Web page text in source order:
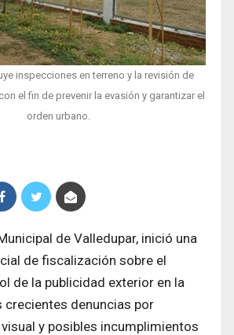
inspecciones en terreno y la revisión de
el fin de prevenir la evasión y garantizar el
orden urbano.
de Valledupar, inició una
de fiscalización sobre el
de la publicidad exterior en la
crecientes denuncias por
y posibles incumplimientos